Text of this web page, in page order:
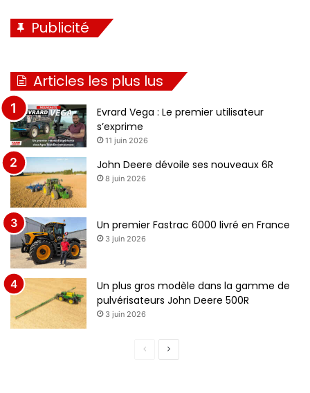
Publicité
Articles les plus lus
Evrard Vega : Le premier utilisateur
s’exprime
11 juin 2026
John Deere dévoile ses nouveaux 6R
8 juin 2026
Un premier Fastrac 6000 livré en France
3 juin 2026
Un plus gros modèle dans la gamme de
pulvérisateurs John Deere 500R
3 juin 2026
Page
Page